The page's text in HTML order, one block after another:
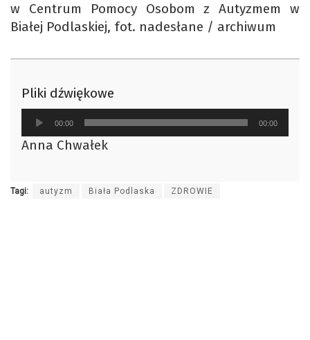
w Centrum Pomocy Osobom z Autyzmem w
Białej Podlaskiej, fot. nadesłane / archiwum
Pliki dźwiękowe
Odtwarzacz
plików
dźwiękowych
00:00 00:00
Anna Chwałek
Tagi: autyzm Biała Podlaska ZDROWIE